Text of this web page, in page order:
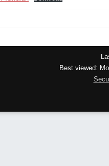
Best viewed: